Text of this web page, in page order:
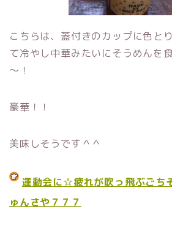
こちらは、蓋付きのカップに色と
て冷やし中華みたいにそうめんを
～！
豪華！！
美味しそうです＾＾
運動会に☆疲れが吹っ飛ぶごち
ゅんさや７７７